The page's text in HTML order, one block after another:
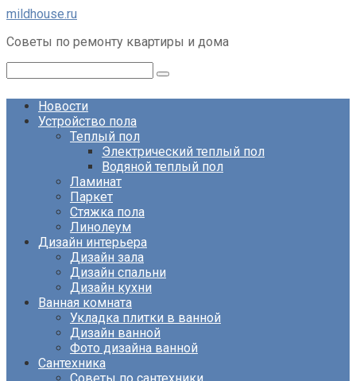
Перейти
контенту
mildhouse.ru
Советы по ремонту квартиры и дома
Новости
Устройство пола
Теплый пол
Электрический теплый пол
Водяной теплый пол
Ламинат
Паркет
Стяжка пола
Линолеум
Дизайн интерьера
Дизайн зала
Дизайн спальни
Дизайн кухни
Ванная комната
Укладка плитки в ванной
Дизайн ванной
Фото дизайна ванной
Сантехника